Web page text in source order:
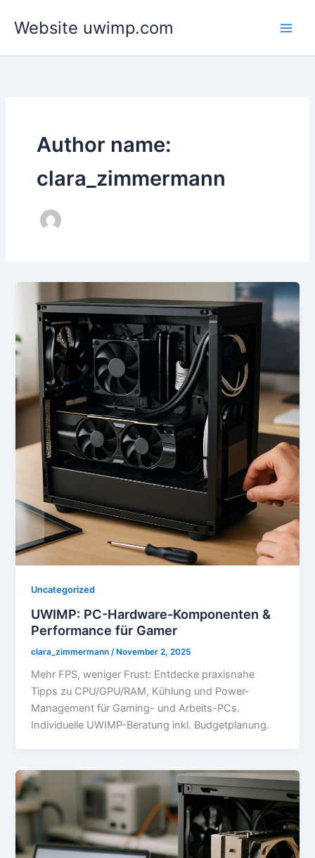
Website uwimp.com
Author name:
clara_zimmermann
Uncategorized
UWIMP: PC-Hardware-Komponenten &
Performance für Gamer
clara_zimmermann /November 2, 2025
Mehr FPS, weniger Frust: Entdecke praxisnahe
Tipps zu CPU/GPU/RAM, Kühlung und Power-
Management für Gaming- und Arbeits-PCs.
Individuelle UWIMP-Beratung inkl. Budgetplanung.